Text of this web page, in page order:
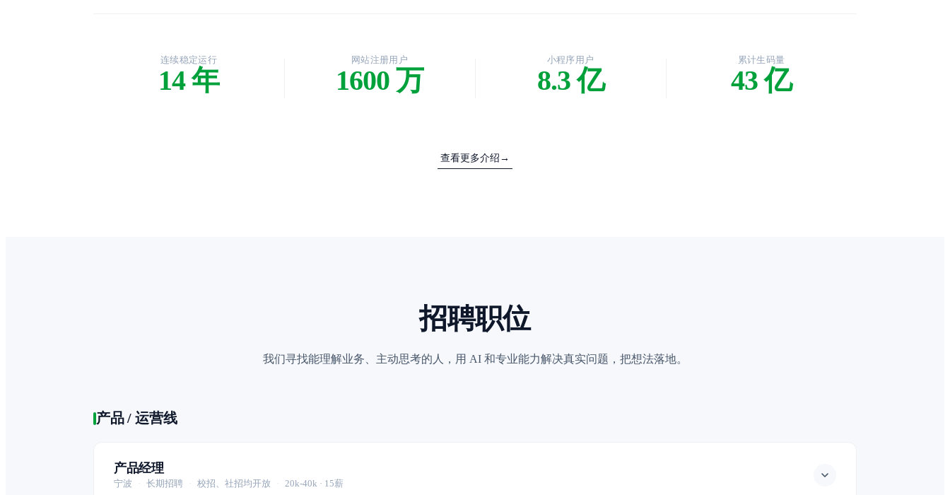
连续稳定运行
14 年
网站注册用户
1600 万
小程序用户
8.3 亿
累计生码量
43 亿
查看更多介绍
招聘职位
我们寻找能理解业务、主动思考的人，用 AI 和专业能力解决真实问题，把想法落地。
产品 / 运营线
产品经理
宁波 · 长期招聘 · 校招、社招均开放 · 20k-40k · 15薪